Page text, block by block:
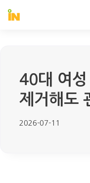
40대 여
제거해도
2026-07-11